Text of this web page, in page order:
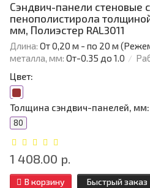
Сэндвич-панели стеновые
пенополистирола
мм, Полиэстер RAL3011
Длина: От 0,20 м - по 20 м
металла, мм: От-0.35 до 1.0
Цвет:
Толщина сэндвич-панелей, мм:
80
1 408.00 р.
В корзину Быстрый заказ